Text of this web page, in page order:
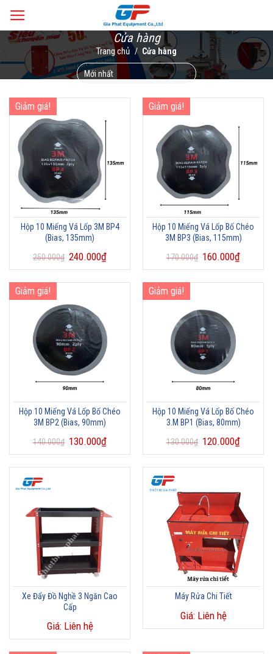
Skip
content
Cửa hàng
Trang chủ / Cửa hàng
Giảm giá!
Hộp 10 Miếng Vá Lốp 3M BP4
(Bias, 135mm)
250.000₫ 240.000₫
Giảm giá!
Hộp 10 Miếng Vá Lốp Bố Chéo
3M BP3 (Bias, 115mm)
170.000₫ 160.000₫
Giảm giá!
Hộp 10 Miếng Vá Lốp Bố Chéo
3M BP2 (Bias, 90mm)
140.000₫ 130.000₫
Giảm giá!
Hộp 10 Miếng Vá Lốp Bố Chéo
3.M BP1 (Bias, 80mm)
130.000₫ 120.000₫
Xe Đẩy Đồ Nghề 3 Ngăn Cao
Cấp
Giá: Liên hệ
Máy Rửa Chi Tiết
Giá: Liên hệ